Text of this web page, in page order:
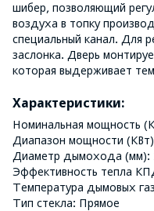
шибер, позволяющий
воздуха в топку
специальный канал. Для
заслонка. Дверь
которая выдерживает
Характеристики:
Номинальная мощность
Диапазон мощности
Диаметр дымохода (мм):
Эффективность тепла
Температура дымовых
Тип стекла: Прямое